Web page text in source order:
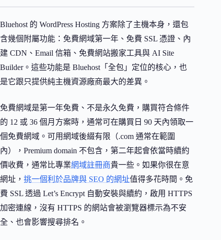
Bluehost 的 WordPress Hosting 方案除了主機本身，還包
含幾個附屬功能：免費網域第一年、免費 SSL 憑證、內
建 CDN、Email 信箱、免費網站搬家工具與 AI Site
Builder。這些功能是 Bluehost「全包」定位的核心，也
是它跟只提供純主機資源廠商最大的差異。
免費網域是第一年免費、不是永久免費，購買符合條件
的 12 或 36 個月方案時，通常可在購買日 90 天內領取一
個免費網域。可用網域後綴有限（.com 通常在範圍
內），Premium domain 不包含，第二年起會依當時續約
價收費，通常比專業網域註冊商貴一些。如果你很在意
網址， 挑一個利於品牌與 SEO 的網址值得多花時間。免
費 SSL 透過 Let’s Encrypt 自動安裝與續約，啟用 HTTPS
加密連線，沒有 HTTPS 的網站會被瀏覽器標示為不安
全、也會影響搜尋排名。